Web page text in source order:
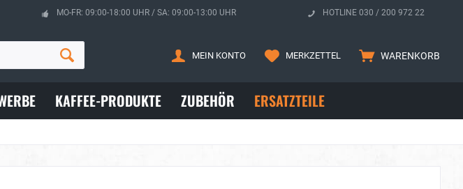
MO-FR: 09:00-18:00 UHR / SA: 09:00-13:00 UHR HOTLINE 030 / 200 972 22
WARENKORB
MERKZETTEL
MEIN KONTO
KAFFEE-PRODUKTE ZUBEHÖR ERSATZTEILE